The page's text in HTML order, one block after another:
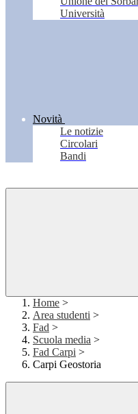
Università
Novità
Le notizie
Circolari
Bandi
Home >
Area studenti >
Fad >
Scuola media >
Fad Carpi >
Carpi Geostoria